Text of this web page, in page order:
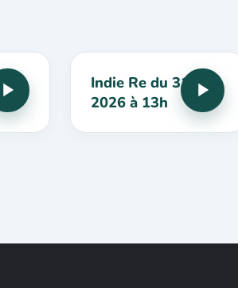
Indie Re du 31 mai
2026 à 13h